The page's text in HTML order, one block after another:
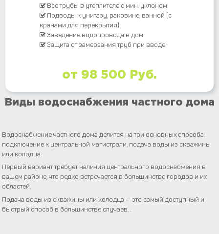
Все трубы в утеплителе с мин. уклоном
Подводы к унитазу, раковине, ванной (с
кранами для перекрытия)
Заведение водопровода в дом
Защита от замерзания труб при вводе
от 98 500 Руб.
Виды водоснабжения частного дома
Водоснабжение частного дома делится на три основных способа:
подключение к центральной магистрали, подача воды из скважины
или колодца.
Первый вариант требует наличия центрального водоснабжения в
вашем районе, что редко встречается в большинстве городов и их
областей.
Подача воды из скважины или колодца — это самый доступный и
быстрый способ в большинстве случаев. .